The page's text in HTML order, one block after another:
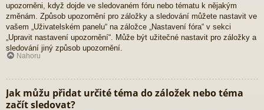
upozorněni, když dojde ve sledovaném fóru nebo tématu k nějakým
změnám. Způsob upozornění pro záložky a sledování můžete nastavit ve
vašem „Uživatelském panelu“ na záložce „Nastavení fóra“ v sekci
„Upravit nastavení upozornění“. Může být užitečné nastavit pro záložky a
sledování jiný způsob upozornění.
Nahoru
Jak můžu přidat určité téma do záložek nebo téma
začít sledovat?